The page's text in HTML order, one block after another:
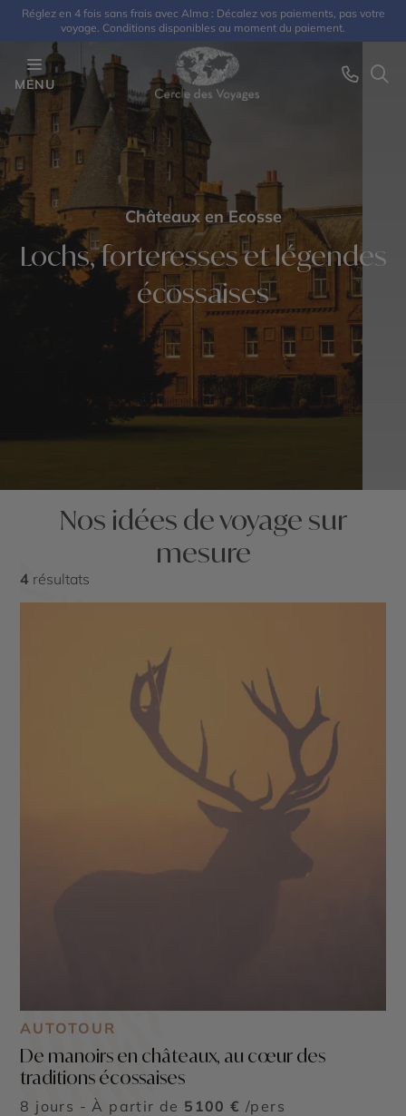
Réglez en 4 fois sans frais avec Alma : Décalez vos paiements, pas votre
voyage. Conditions disponibles au moment du paiement.
MENU
Châteaux en Ecosse
Lochs, forteresses et légendes
écossaises
Nos idées de voyage sur
mesure
4 résultats
AUTOTOUR
De manoirs en châteaux, au cœur des
traditions écossaises
8 jours - À partir de 5100 € /pers